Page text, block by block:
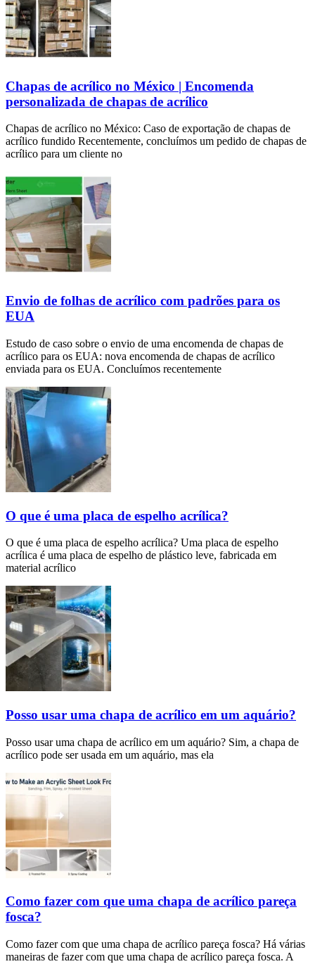
Chapas de acrílico no México | Encomenda
personalizada de chapas de acrílico
Chapas de acrílico no México: Caso de exportação de chapas de
acrílico fundido Recentemente, concluímos um pedido de chapas de
acrílico para um cliente no
Envio de folhas de acrílico com padrões para os
EUA
Estudo de caso sobre o envio de uma encomenda de chapas de
acrílico para os EUA: nova encomenda de chapas de acrílico
enviada para os EUA. Concluímos recentemente
O que é uma placa de espelho acrílica?
O que é uma placa de espelho acrílica? Uma placa de espelho
acrílica é uma placa de espelho de plástico leve, fabricada em
material acrílico
Posso usar uma chapa de acrílico em um aquário?
Posso usar uma chapa de acrílico em um aquário? Sim, a chapa de
acrílico pode ser usada em um aquário, mas ela
Como fazer com que uma chapa de acrílico pareça
fosca?
Como fazer com que uma chapa de acrílico pareça fosca? Há várias
maneiras de fazer com que uma chapa de acrílico pareça fosca. A